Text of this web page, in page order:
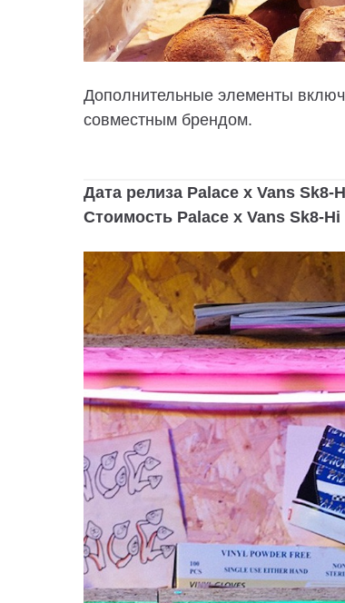
Дополнительные элементы
совместным брендом.
Дата релиза Palace x Vans Sk8-
Стоимость Palace x Vans Sk8-